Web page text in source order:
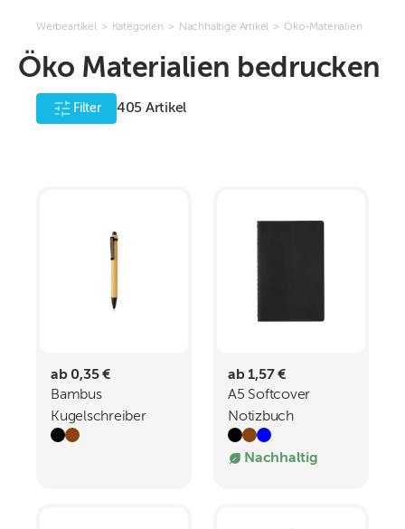
Werbeartikel > Kategorien > Nachhaltige Artikel > Öko-Materialien
Öko Materialien bedrucken
Filter 405 Artikel
ab 0,35 €
Bambus
Kugelschreiber
ab 1,57 €
A5 Softcover
Notizbuch
Nachhaltig